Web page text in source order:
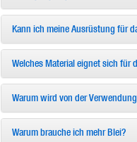
Kann ich meine Ausrüstung für
Welches Material eignet sich für
Warum wird von der
Warum brauche ich mehr Blei?